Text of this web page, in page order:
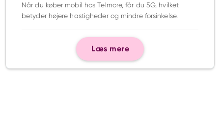
Når du køber mobil hos Telmore, får du 5G, hvilket
betyder højere hastigheder og mindre forsinkelse.
Læs mere